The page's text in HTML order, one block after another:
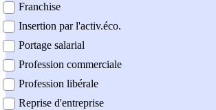
Franchise
Insertion par l'activ.éco.
Portage salarial
Profession commerciale
Profession libérale
Reprise d'entreprise